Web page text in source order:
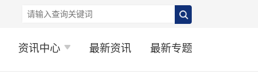
资讯中心 最新资讯 最新专题